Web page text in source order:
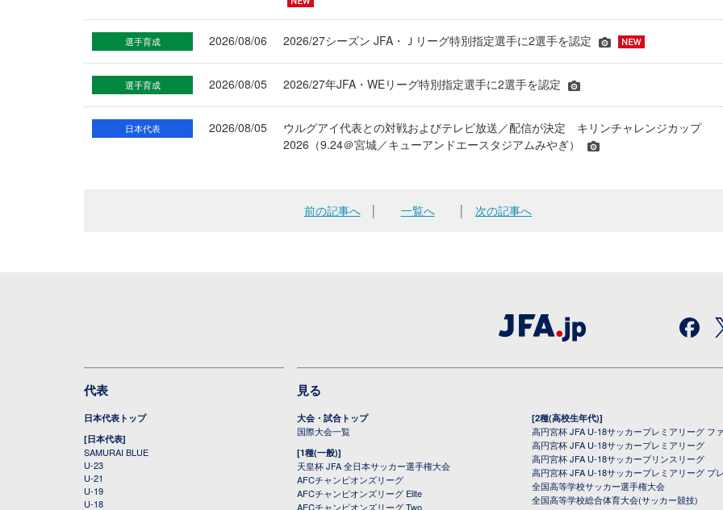
選手育成 2026/08/06 2026/27シーズン JFA・Ｊリーグ特別指定選手に2選手を認定
選手育成 2026/08/05 2026/27年JFA・WEリーグ特別指定選手に2選手を認定
日本代表 2026/08/05
ウルグアイ代表との対戦およびテレビ放送／配信が決定 キリンチャレンジカップ
2026（9.24＠宮城／キューアンドエースタジアムみやぎ）
前の記事へ│ 一覧へ │ 次の記事へ
代表
日本代表トップ
[日本代表]
SAMURAI BLUE
U-23
U-21
U-19
U-18
見る
大会・試合トップ
国際大会一覧
[1種(一般)]
天皇杯 JFA 全日本サッカー選手権大会
AFCチャンピオンズリーグ
AFCチャンピオンズリーグ Elite
AFCチャンピオンズリーグ Two
[2種(高校生年代)]
高円宮杯 JFA U-18サッカープレミアリーグ フ
高円宮杯 JFA U-18サッカープレミアリーグ
高円宮杯 JFA U-18サッカープリンスリーグ
高円宮杯 JFA U-18サッカープレミアリーグ プ
全国高等学校サッカー選手権大会
全国高等学校総合体育大会(サッカー競技)